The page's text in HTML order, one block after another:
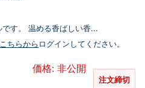
す。 温める香ばしい香...
こちらから ログインしてください。
価格: 非公開
注文締切